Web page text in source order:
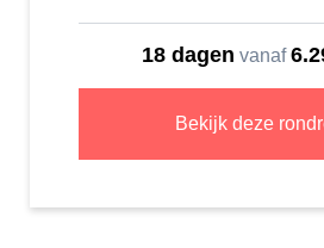
18 dagen vanaf
Bekijk deze